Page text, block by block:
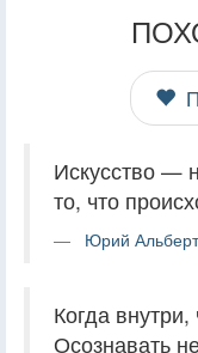
Искусство —
то, что
Юрий
Когда
Осознавать